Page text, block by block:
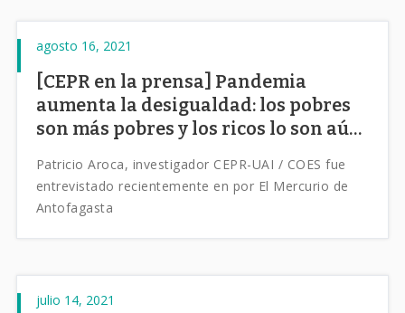
agosto 16, 2021
[CEPR en la prensa] Pandemia
aumenta la desigualdad: los pobres
son más pobres y los ricos lo son aún
Patricio Aroca, investigador CEPR-UAI / COES fue
entrevistado recientemente en por El Mercurio de
Antofagasta
julio 14, 2021